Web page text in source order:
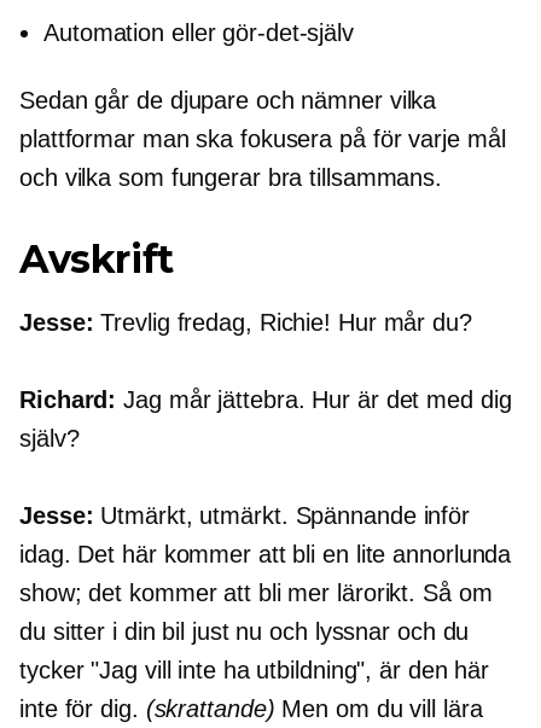
Automation eller gör-det-själv
Sedan går de djupare och nämner vilka
plattformar man ska fokusera på för varje mål
och vilka som fungerar bra tillsammans.
Avskrift
Jesse: Trevlig fredag, Richie! Hur mår du?
Richard: Jag mår jättebra. Hur är det med dig
själv?
Jesse: Utmärkt, utmärkt. Spännande inför
idag. Det här kommer att bli en lite annorlunda
show; det kommer att bli mer lärorikt. Så om
du sitter i din bil just nu och lyssnar och du
tycker "Jag vill inte ha utbildning", är den här
inte för dig. (skrattande) Men om du vill lära